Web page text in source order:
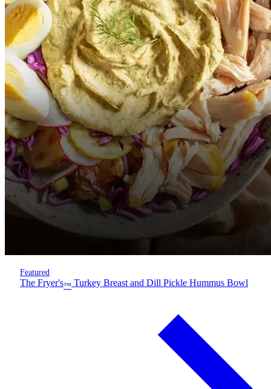
Featured
The Fryer's™ Turkey Breast and Dill Pickle Hummus Bowl